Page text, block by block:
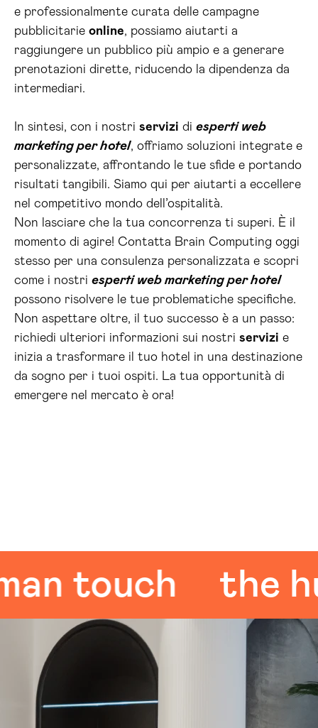
e professionalmente curata delle campagne
pubblicitarie online, possiamo aiutarti a
raggiungere un pubblico più ampio e a generare
prenotazioni dirette, riducendo la dipendenza da
intermediari.
In sintesi, con i nostri servizi di esperti web
marketing per hotel, offriamo soluzioni integrate e
personalizzate, affrontando le tue sfide e portando
risultati tangibili. Siamo qui per aiutarti a eccellere
nel competitivo mondo dell’ospitalità.
Non lasciare che la tua concorrenza ti superi. È il
momento di agire! Contatta Brain Computing oggi
stesso per una consulenza personalizzata e scopri
come i nostri esperti web marketing per hotel
possono risolvere le tue problematiche specifiche.
Non aspettare oltre, il tuo successo è a un passo:
richiedi ulteriori informazioni sui nostri servizi e
inizia a trasformare il tuo hotel in una destinazione
da sogno per i tuoi ospiti. La tua opportunità di
emergere nel mercato è ora!
touch the